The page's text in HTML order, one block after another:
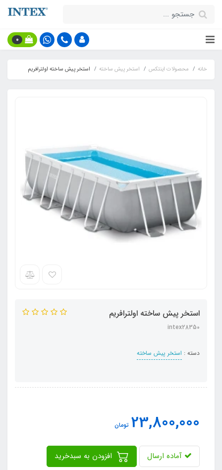
0
خانه محصولات اینتکس استخر پیش ساخته استخر پیش ساخته اولترافریم
استخر پیش ساخته اولترافریم
intex28350
دسته : استخر پیش ساخته
23,800,000 تومان
آماده ارسال